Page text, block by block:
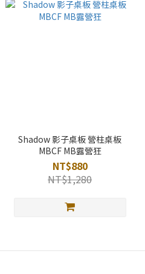
Shadow 影子桌板 營柱桌板
MBCF MB露營狂
NT$880
NT$1,280